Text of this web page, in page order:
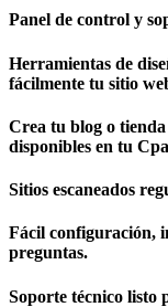
Panel de control y
Herramientas de
fácilmente tu sitio
Crea tu blog o
disponibles en tu
Sitios escaneados
Fácil configuración,
preguntas.
Soporte técnico listo